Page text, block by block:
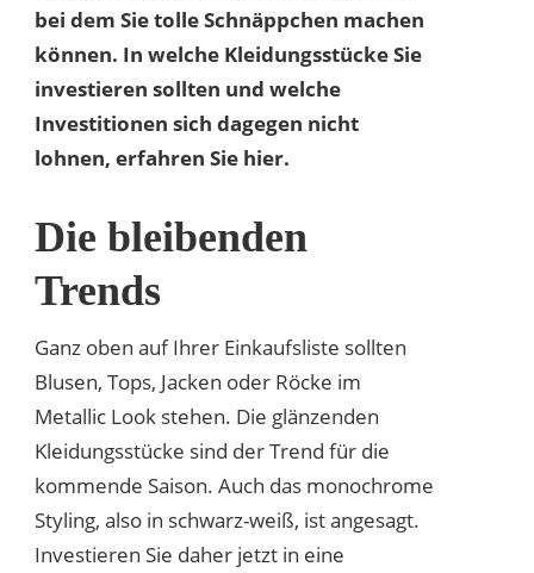
bei dem Sie tolle Schnäppchen machen
können. In welche Kleidungsstücke Sie
investieren sollten und welche
Investitionen sich dagegen nicht
lohnen, erfahren Sie hier.
Die bleibenden
Trends
Ganz oben auf Ihrer Einkaufsliste sollten
Blusen, Tops, Jacken oder Röcke im
Metallic Look stehen. Die glänzenden
Kleidungsstücke sind der Trend für die
kommende Saison. Auch das monochrome
Styling, also in schwarz-weiß, ist angesagt.
Investieren Sie daher jetzt in eine